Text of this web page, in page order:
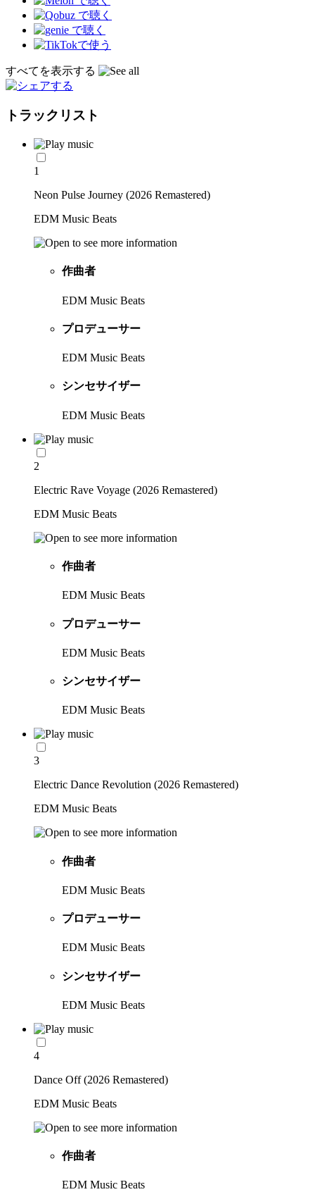
すべてを表示する
トラックリスト
1
Neon Pulse Journey (2026 Remastered)
EDM Music Beats
作曲者
EDM Music Beats
プロデューサー
EDM Music Beats
シンセサイザー
EDM Music Beats
2
Electric Rave Voyage (2026 Remastered)
EDM Music Beats
作曲者
EDM Music Beats
プロデューサー
EDM Music Beats
シンセサイザー
EDM Music Beats
3
Electric Dance Revolution (2026 Remastered)
EDM Music Beats
作曲者
EDM Music Beats
プロデューサー
EDM Music Beats
シンセサイザー
EDM Music Beats
4
Dance Off (2026 Remastered)
EDM Music Beats
作曲者
EDM Music Beats